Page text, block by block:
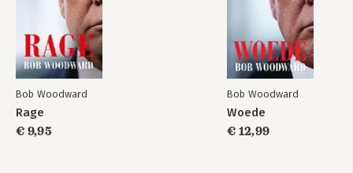
Bob Woodward
Rage
€ 9,95
Bob Woodward
Woede
€ 12,99